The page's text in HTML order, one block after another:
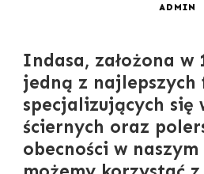
ADMIN
Indasa, założona w
jedną z najlepszych
specjalizujących się
ściernych oraz
obecności w